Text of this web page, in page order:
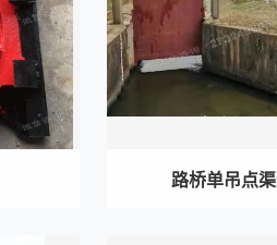
路桥单吊点渠